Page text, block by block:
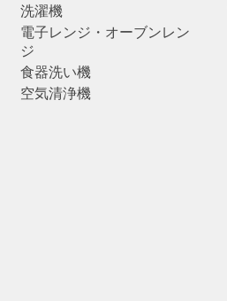
洗濯機
電子レンジ・オーブンレン
ジ
食器洗い機
空気清浄機